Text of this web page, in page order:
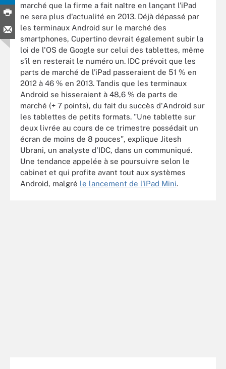
marché que la firme a fait naître en lançant l'iPad
ne sera plus d'actualité en 2013. Déjà dépassé par
les terminaux Android sur le marché des
smartphones, Cupertino devrait également subir la
loi de l'OS de Google sur celui des tablettes, même
s'il en resterait le numéro un. IDC prévoit que les
parts de marché de l'iPad passeraient de 51 % en
2012 à 46 % en 2013. Tandis que les terminaux
Android se hisseraient à 48,6 % de parts de
marché (+ 7 points), du fait du succès d'Android sur
les tablettes de petits formats. "Une tablette sur
deux livrée au cours de ce trimestre possédait un
écran de moins de 8 pouces", explique Jitesh
Ubrani, un analyste d'IDC, dans un communiqué.
Une tendance appelée à se poursuivre selon le
cabinet et qui profite avant tout aux systèmes
Android, malgré le lancement de l'iPad Mini.